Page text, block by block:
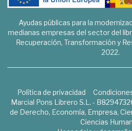
Ayudas públicas para la
medianas empresas del sector del
Recuperación, Transformación y
2022.
Política de privacidad
Marcial Pons Librero S.L. -
de Derecho, Economía, Empresa,
Ciencias